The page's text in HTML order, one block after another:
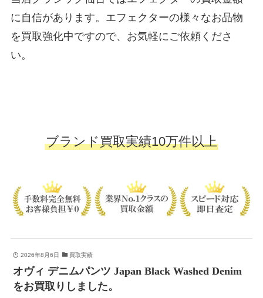
に自信があります。エフェクターの様々なお品物
を買取強化中ですので、お気軽にご依頼くださ
い。
ブランド買取実績10万件以上
2026年8月6日 買取実績
オヴィ デニムパンツ Japan Black Washed Denim
をお買取りしました。